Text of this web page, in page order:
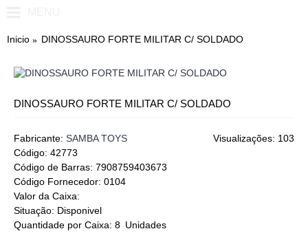
Inicio DINOSSAURO FORTE MILITAR C/ SOLDADO
DINOSSAURO FORTE MILITAR C/ SOLDADO
Visualizações: 103
Fabricante: SAMBA TOYS
Código: 42773
Código de Barras: 7908759403673
Código Fornecedor: 0104
Valor da Caixa:
Situação: Disponivel
Quantidade por Caixa: 8 Unidades